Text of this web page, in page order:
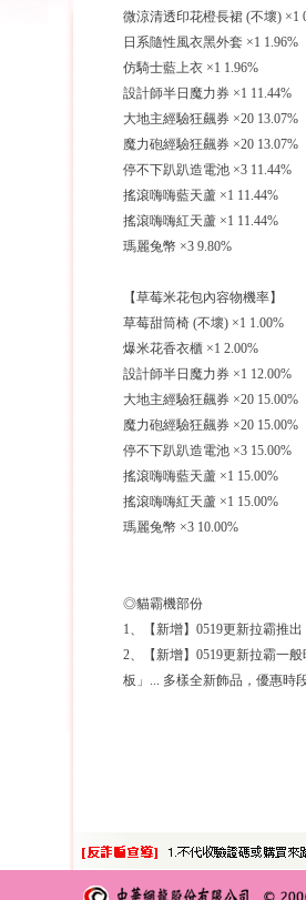
微涼清透印花橙長裙 (不壞) ×1
日系隨性風衣黑外套 ×1 1.96%
仿騎士藍上衣 ×1 1.96%
設計師半日魔力券 ×1 11.44%
大地主經驗狂飆券 ×20 13.07%
魔力砲經驗狂飆券 ×20 13.07%
停不下趴趴造電池 ×3 11.44%
搖滾嗨嗨藍天蘆 ×1 11.44%
搖滾嗨嗨紅天蘆 ×1 11.44%
瑪麗兔幣 ×3 9.80%
【草莓米花包內容物機率】
草莓甜筒椅 (不壞) ×1 1.00%
爆米花香衣櫃 ×1 2.00%
設計師半日魔力券 ×1 12.00%
大地主經驗狂飆券 ×20 15.00%
魔力砲經驗狂飆券 ×20 15.00%
停不下趴趴造電池 ×3 15.00%
搖滾嗨嗨藍天蘆 ×1 15.00%
搖滾嗨嗨紅天蘆 ×1 15.00%
瑪麗兔幣 ×3 10.00%
◎貓霸機部份
1、【新增】0519更新拉霸推
2、【新增】0519更新拉霸一
板」... 多樣全新飾品，優惠時